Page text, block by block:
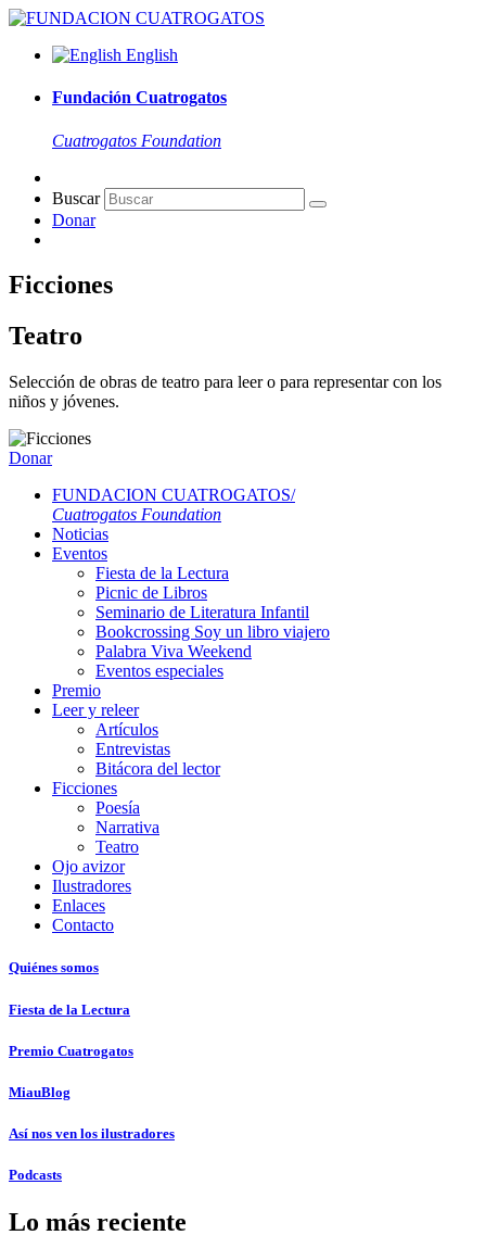
English
Fundación Cuatrogatos
Cuatrogatos Foundation
Buscar
Donar
Ficciones
Teatro
Selección de obras de teatro para leer o para representar con los
niños y jóvenes.
Donar
FUNDACION CUATROGATOS/
Cuatrogatos Foundation
Noticias
Eventos
Fiesta de la Lectura
Picnic de Libros
Seminario de Literatura Infantil
Bookcrossing Soy un libro viajero
Palabra Viva Weekend
Eventos especiales
Premio
Leer y releer
Artículos
Entrevistas
Bitácora del lector
Ficciones
Poesía
Narrativa
Teatro
Ojo avizor
Ilustradores
Enlaces
Contacto
Quiénes somos
Fiesta de la Lectura
Premio Cuatrogatos
MiauBlog
Así nos ven los ilustradores
Podcasts
Lo más reciente